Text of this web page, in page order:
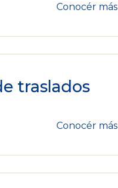
Conocér más
traslados
Conocér más